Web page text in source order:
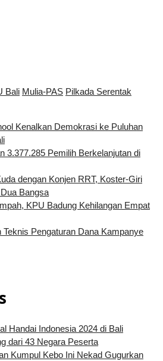
Bali Mulia-PAS Pilkada Serentak
Kenalkan Demokrasi ke Puluhan
3.377.285 Pemilih Berkelanjutan di
dengan Konjen RRT, Koster-Giri
Bangsa
KPU Badung Kehilangan Empat
Teknis Pengaturan Dana Kampanye
Handai Indonesia 2024 di Bali
dari 43 Negara Peserta
Kumpul Kebo Ini Nekad Gugurkan